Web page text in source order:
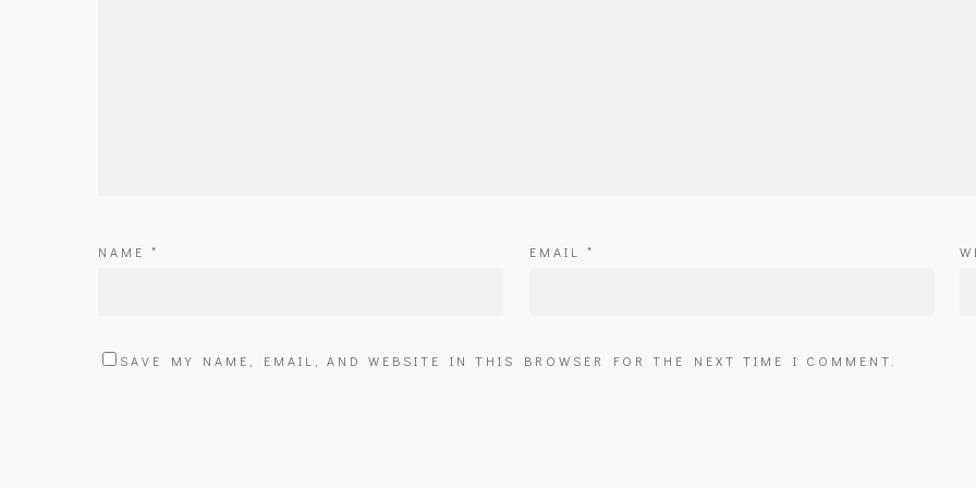
NAME * EMAIL *
SAVE MY NAME, EMAIL, AND WEBSITE IN THIS BROWSER FOR THE NEXT TIME I COMMENT.